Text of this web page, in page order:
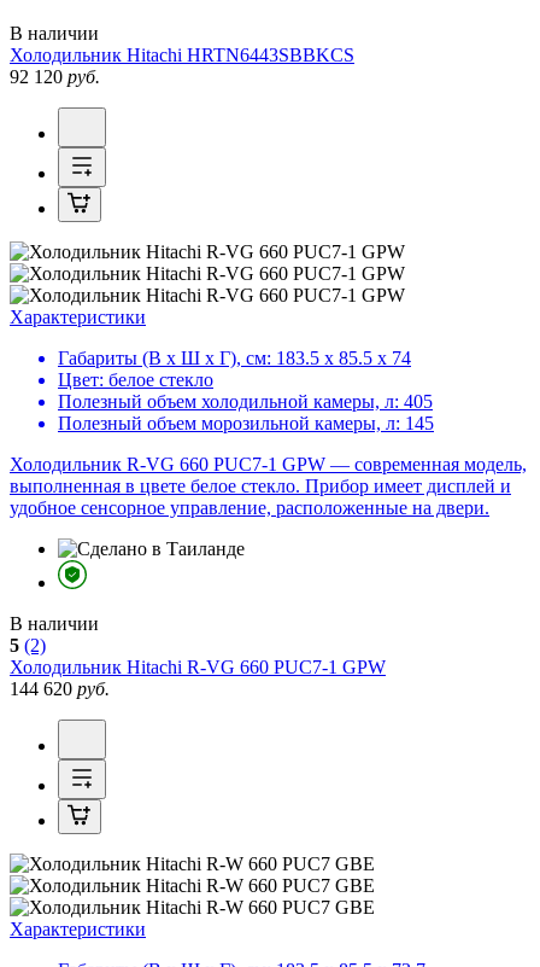
В наличии
Холодильник Hitachi HRTN6443SBBKCS
92 120 руб.
Характеристики
Габариты (В х Ш х Г), см: 183.5 х 85.5 х 74
Цвет: белое стекло
Полезный объем холодильной камеры, л: 405
Полезный объем морозильной камеры, л: 145
Холодильник R-VG 660 PUC7-1 GPW — современная модель,
выполненная в цвете белое стекло. Прибор имеет дисплей и
удобное сенсорное управление, расположенные на двери.
В наличии
5 (2)
Холодильник Hitachi R-VG 660 PUC7-1 GPW
144 620 руб.
Характеристики